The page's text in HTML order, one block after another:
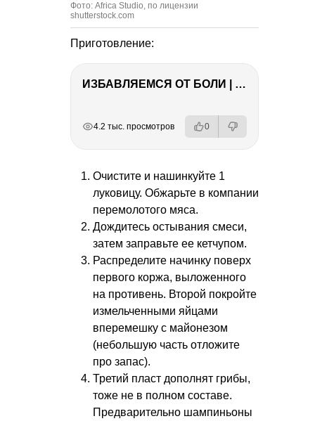
Фото: Africa Studio, по лицензии
shutterstock.com
Приготовление:
ИЗБАВЛЯЕМСЯ ОТ БОЛИ | Важность режима и питания
4.2 тыс. просмотров 0
Очистите и нашинкуйте 1
луковицу. Обжарьте в компании
перемолотого мяса.
Дождитесь остывания смеси,
затем заправьте ее кетчупом.
Распределите начинку поверх
первого коржа, выложенного
на противень. Второй покройте
измельченными яйцами
вперемешку с майонезом
(небольшую часть отложите
про запас).
Третий пласт дополнят грибы,
тоже не в полном составе.
Предварительно шампиньоны